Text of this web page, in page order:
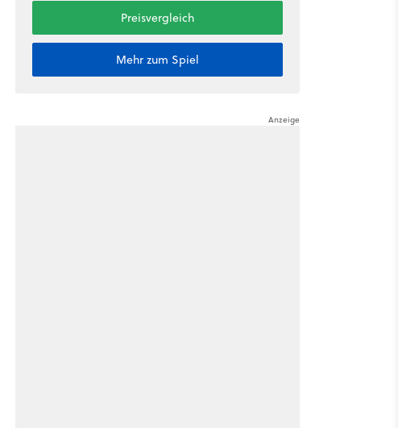
Preisvergleich
Mehr zum Spiel